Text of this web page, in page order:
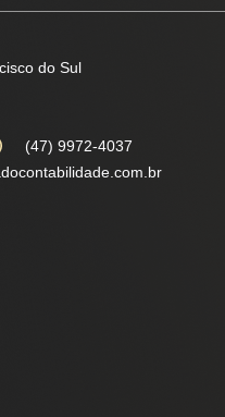
do Sul
(47) 9972-4037